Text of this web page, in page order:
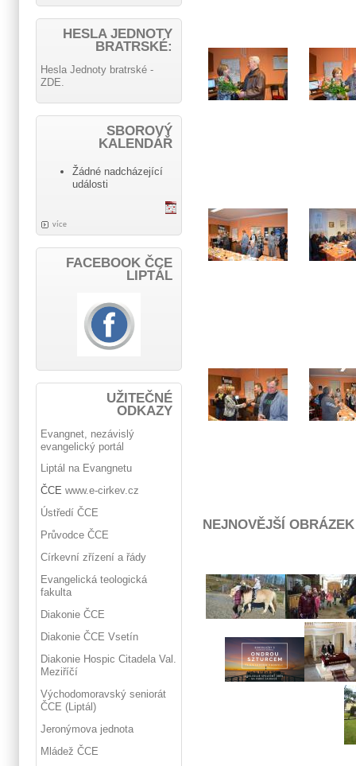
NEJNOVĚJŠÍ OBRÁZEK
HESLA JEDNOTY
BRATRSKÉ:
Hesla Jednoty bratrské -
ZDE.
SBOROVÝ
KALENDÁŘ
Žádné nadcházející
události
více
FACEBOOK ČCE
LIPTÁL
UŽITEČNÉ
ODKAZY
Evangnet, nezávislý
evangelický portál
Liptál na Evangnetu
ČCE www.e-cirkev.cz
Ústředí ČCE
Průvodce ČCE
Církevní zřízení a řády
Evangelická teologická
fakulta
Diakonie ČCE
Diakonie ČCE Vsetín
Diakonie Hospic Citadela Val.
Meziříčí
Východomoravský seniorát
ČCE (Liptál)
Jeronýmova jednota
Mládež ČCE